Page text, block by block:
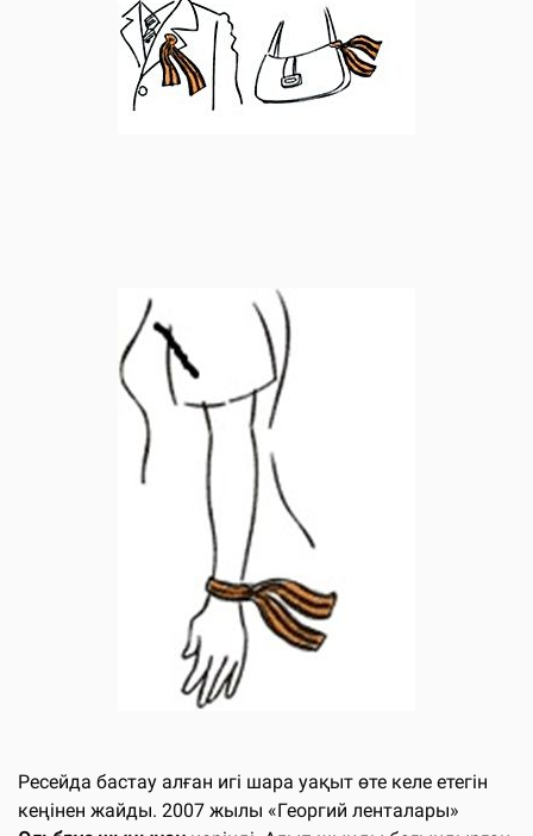
Ресейда бастау алған игі шара уақыт өте келе етегін
кеңінен жайды. 2007 жылы «Георгий ленталары»